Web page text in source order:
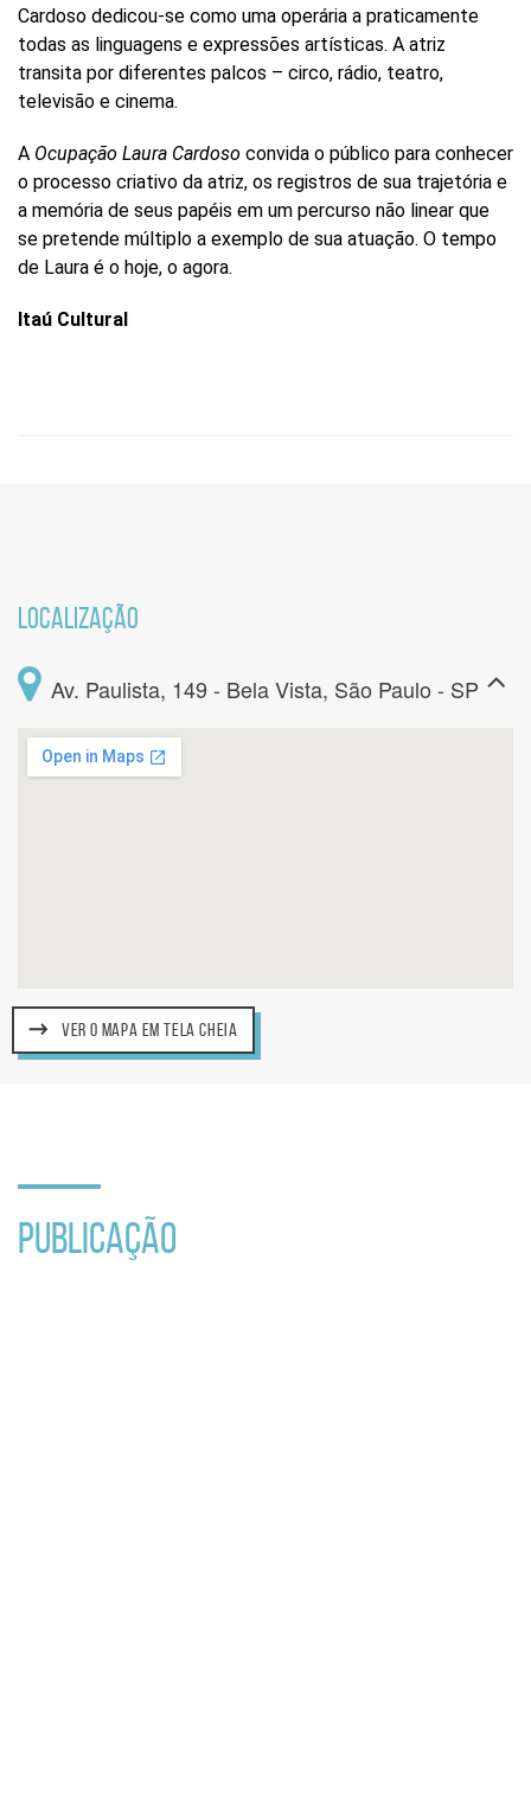
Cardoso dedicou-se como uma operária a praticamente
todas as linguagens e expressões artísticas. A atriz
transita por diferentes palcos – circo, rádio, teatro,
televisão e cinema.
A Ocupação Laura Cardoso convida o público para conhecer
o processo criativo da atriz, os registros de sua trajetória e
a memória de seus papéis em um percurso não linear que
se pretende múltiplo a exemplo de sua atuação. O tempo
de Laura é o hoje, o agora.
Itaú Cultural
LOCALIZAÇÃO
Av. Paulista, 149 - Bela Vista, São Paulo - SP
VER O MAPA EM TELA CHEIA
PUBLICAÇÃO